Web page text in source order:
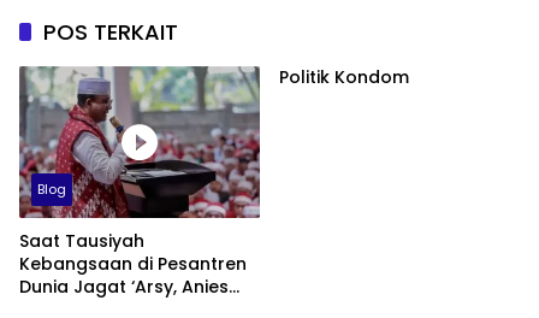
POS TERKAIT
Blog
Saat Tausiyah
Kebangsaan di Pesantren
Dunia Jagat ‘Arsy, Anies
Politik Kondom